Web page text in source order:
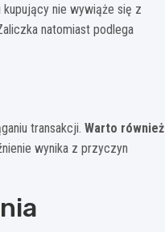
nie wywiąże się z
natomiast podlega
transakcji. Warto również
wynika z przyczyn